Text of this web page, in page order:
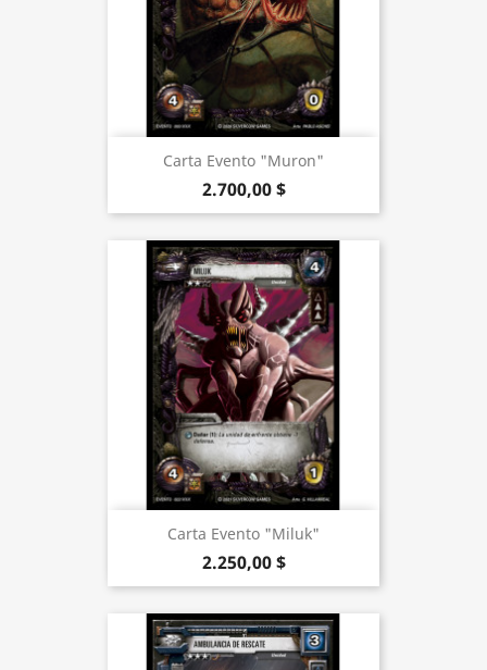
Carta Evento "Muron"
2.700,00 $
Carta Evento "Miluk"
2.250,00 $